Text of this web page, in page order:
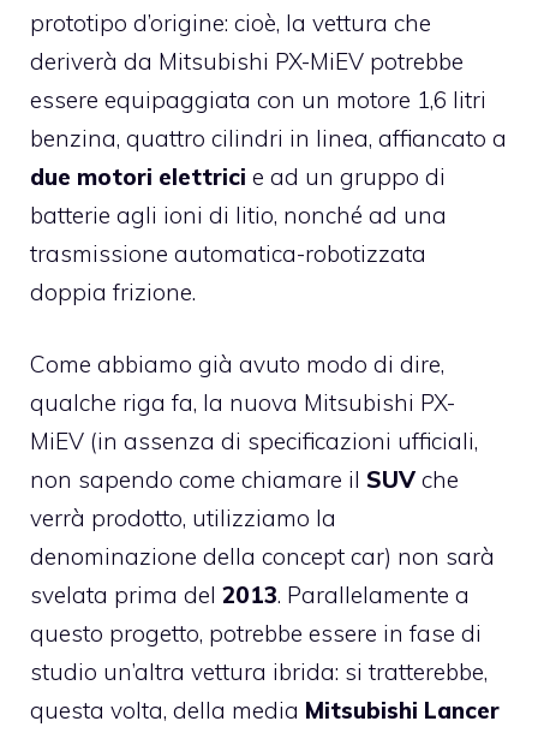
prototipo d’origine: cioè, la vettura che
deriverà da Mitsubishi PX-MiEV potrebbe
essere equipaggiata con un motore 1,6 litri
benzina, quattro cilindri in linea, affiancato a
due motori elettrici e ad un gruppo di
batterie agli ioni di litio, nonché ad una
trasmissione automatica-robotizzata
doppia frizione.
Come abbiamo già avuto modo di dire,
qualche riga fa, la nuova Mitsubishi PX-
MiEV (in assenza di specificazioni ufficiali,
non sapendo come chiamare il SUV che
verrà prodotto, utilizziamo la
denominazione della concept car) non sarà
svelata prima del 2013. Parallelamente a
questo progetto, potrebbe essere in fase di
studio un’altra vettura ibrida: si tratterebbe,
questa volta, della media Mitsubishi Lancer